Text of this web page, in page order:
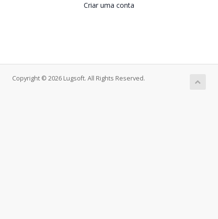
Criar uma conta
Copyright © 2026 Lugsoft. All Rights Reserved.